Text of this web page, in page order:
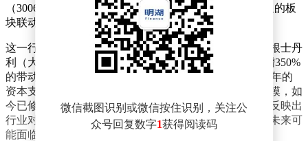
（300617.SZ）等个股也纷纷跟涨，形成了一波较为明显的板
块联动效应。
这一行情的背后，与一则国际机构的预测密切相关。摩根士丹
利（大摩）最新发布的研究报告指出，受Token需求激增350%
的带动，全球超大规模云服务商（Hyperscalers）对2026年的
资本支出预期大幅上调。原本预计的4500亿美元支出规模，如
今已修正至8000亿美元，增长幅度接近翻倍。这一调整反映出
行业对数据中心建设及运营的强烈信心，同时也揭示了未来可
能面临的挑战。
微信截图识别或微信按住识别，关注公
众号回复数字1获得阅读码